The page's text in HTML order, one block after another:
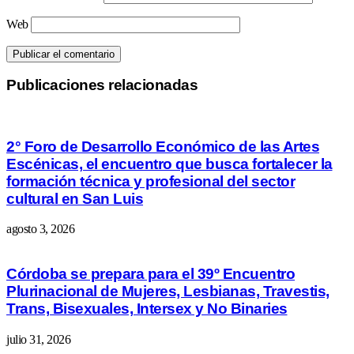
Web
Publicaciones relacionadas
2° Foro de Desarrollo Económico de las Artes
Escénicas, el encuentro que busca fortalecer la
formación técnica y profesional del sector
cultural en San Luis
agosto 3, 2026
Córdoba se prepara para el 39º Encuentro
Plurinacional de Mujeres, Lesbianas, Travestis,
Trans, Bisexuales, Intersex y No Binaries
julio 31, 2026